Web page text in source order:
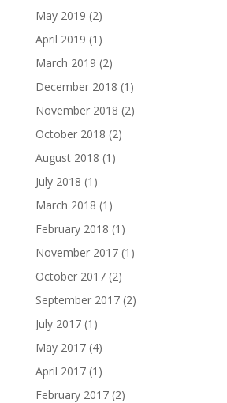
May 2019 (2)
April 2019 (1)
March 2019 (2)
December 2018 (1)
November 2018 (2)
October 2018 (2)
August 2018 (1)
July 2018 (1)
March 2018 (1)
February 2018 (1)
November 2017(1)
October 2017(2)
September 2017(2)
July 2017(1)
May 2017(4)
April 2017(1)
February 2017(2)